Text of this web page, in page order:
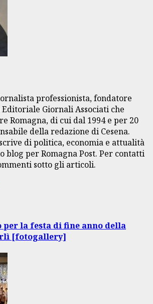
professionista, fondatore
Giornali Associati che
Romagna, di cui dal 1994 e per 20
della redazione di Cesena.
di politica, economia e attualità
blog per Romagna Post. Per contatti
sotto gli articoli.
per la festa di fine anno della
[fotogallery]